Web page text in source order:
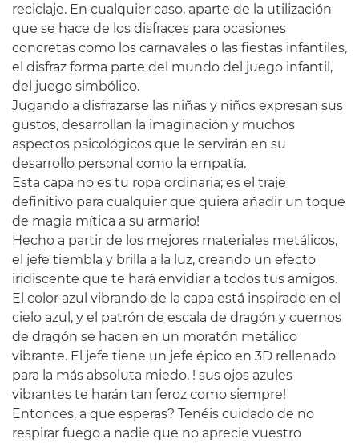
reciclaje. En cualquier caso, aparte de la utilización
que se hace de los disfraces para ocasiones
concretas como los carnavales o las fiestas infantiles,
el disfraz forma parte del mundo del juego infantil,
del juego simbólico.
Jugando a disfrazarse las niñas y niños expresan sus
gustos, desarrollan la imaginación y muchos
aspectos psicológicos que le servirán en su
desarrollo personal como la empatía.
Esta capa no es tu ropa ordinaria; es el traje
definitivo para cualquier que quiera añadir un toque
de magia mítica a su armario!
Hecho a partir de los mejores materiales metálicos,
el jefe tiembla y brilla a la luz, creando un efecto
iridiscente que te hará envidiar a todos tus amigos.
El color azul vibrando de la capa está inspirado en el
cielo azul, y el patrón de escala de dragón y cuernos
de dragón se hacen en un moratón metálico
vibrante. El jefe tiene un jefe épico en 3D rellenado
para la más absoluta miedo, ! sus ojos azules
vibrantes te harán tan feroz como siempre!
Entonces, a que esperas? Tenéis cuidado de no
respirar fuego a nadie que no aprecie vuestro